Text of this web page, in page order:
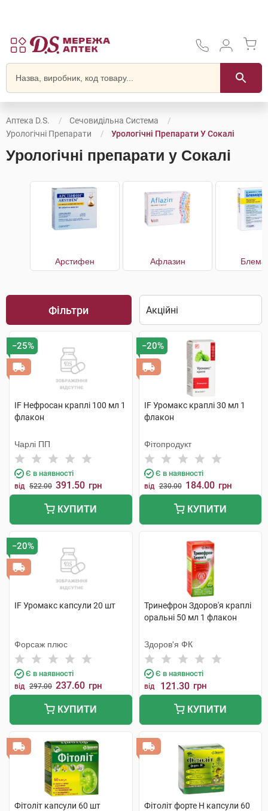
Аптека D.S.
Сечовидільна Система
Урологічні Препарати
Урологічні Препарати У Сокалі
Урологічні препарати у Сокалі
Арстифен Афлазин
Фільтри
−25%
IF Нефросан краплі 100 мл 1
флакон
Чарлі ПП
Є в наявності
від 522.00 391.50 грн
КУПИТИ
−20%
IF Уромакс краплі 30 мл 1
флакон
Фітопродукт
Є в наявності
від 230.00 184.00 грн
КУПИТИ
−20%
IF Уромакс капсули 20 шт
Форсаж плюс
Є в наявності
від 297.00 237.60 грн
КУПИТИ
Тринефрон Здоров'я краплі
оральні 50 мл 1 флакон
Здоров'я ФК
Є в наявності
від 121.30 грн
КУПИТИ
Фітоліт капсули 60 шт
Фітоліт форте H капсули 60